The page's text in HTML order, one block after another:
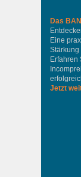
Das
Eine
Erfahren
Jetzt